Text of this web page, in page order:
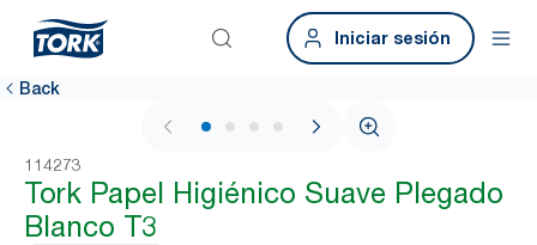
Iniciar sesión
Back
1 / 4
114273
Tork Papel Higiénico Suave Plegado
Blanco T3